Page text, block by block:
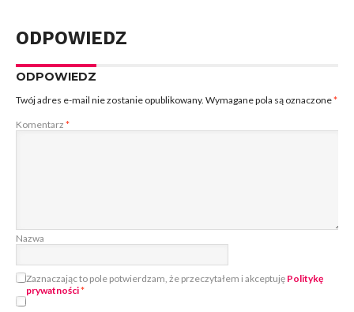
ODPOWIEDZ
ODPOWIEDZ
Twój adres e-mail nie zostanie opublikowany. Wymagane pola są oznaczone*
Komentarz *
Nazwa
Zaznaczając to pole potwierdzam, że przeczytałem i akceptuję Politykę
prywatności*